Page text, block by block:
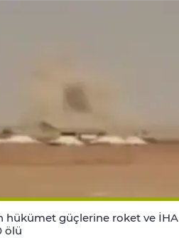
hükümet güçlerine roket ve İHA
ölü